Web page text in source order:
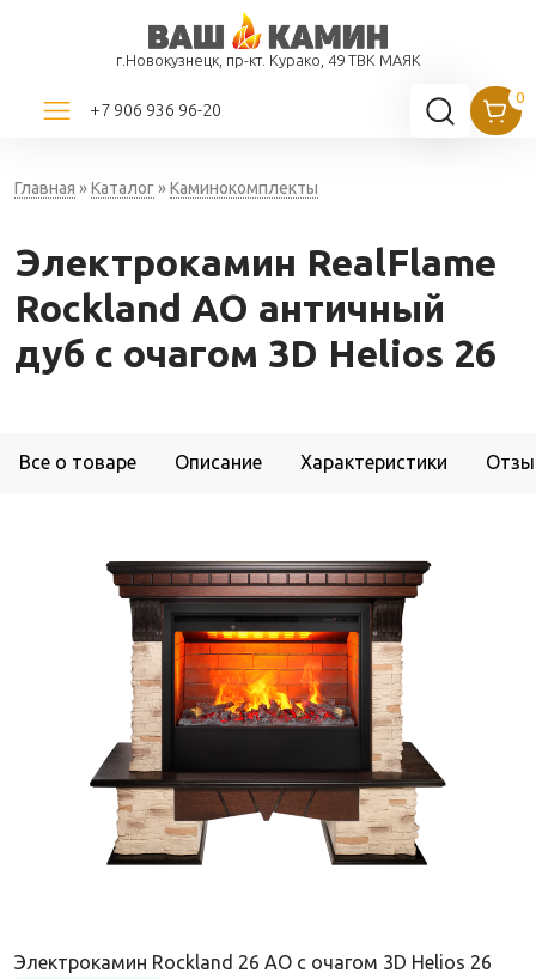
г.Новокузнецк, пр-кт. Курако, 49 ТВК МАЯК
+7 906 936 96-20
Главная »Каталог»Каминокомплекты
Электрокамин RealFlame
Rockland AO античный
дуб с очагом 3D Helios 26
Все о товаре Описание Характеристики
Электрокамин Rockland 26 AO с очагом 3D Helios 26